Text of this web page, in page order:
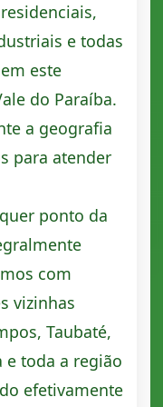
e todas
este
do Paraíba.
a geografia
para atender
ponto da
com
vizinhas
Taubaté,
e toda a região
efetivamente